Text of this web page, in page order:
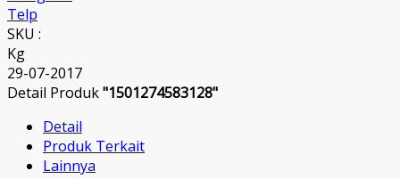
Telp
SKU :
Kg
29-07-2017
Detail Produk"1501274583128"
Detail
Produk Terkait
Lainnya